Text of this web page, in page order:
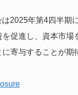
2025年第4四半期
促進し、資本市
寄与することが期